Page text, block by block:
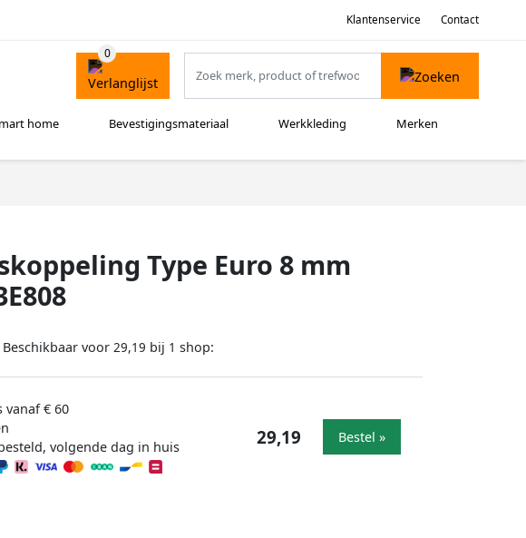
Klantenservice Contact
home Bevestigingsmateriaal Werkkleding Merken
Type Euro 8 mm
Beschikbaar voor 29,19 bij 1 shop:
vanaf € 60
volgende dag in huis
29,19 Bestel »